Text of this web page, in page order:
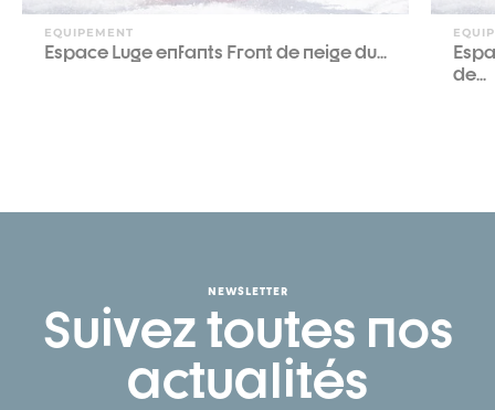
EQUIPEMENT
Espace Luge enfants Front de neige du...
de...
NEWSLETTER
Suivez toutes nos
actualités